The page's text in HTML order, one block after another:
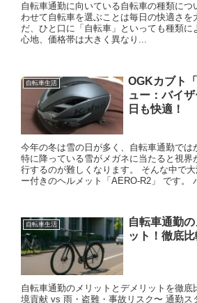
自転車通勤に向いている自転車の種類につ
わせて自転車を選ぶことは毎日の快適さを
だ、ひと口に「自転車」といっても種類に
心地、価格帯は大きく異なり...
自転車生活
OGKカブト
ュー：バイ
日も快適！
今年の冬は雪の日が多く、自転車通勤では
特に降っている雪がメガネに当たると視界
行するのが難しくなります。 そんな中で
ー付きのヘルメット「AERO-R2」 です。
自転車生活
自転車通勤
ット！徹底比
自転車通勤のメリットとデメリットを徹底
境貢献 vs 雨・盗難・事故リスク〜 通勤ス